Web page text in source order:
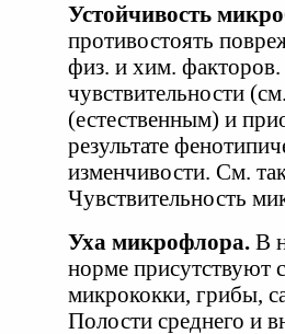
Устойчивость
противостоять
физ. и хим.
чувствительности
(естественным) и
результате
изменчивости. См.
Чувствительность
Уха микрофлора. В
норме присутствуют
микрококки, грибы,
Полости среднего и